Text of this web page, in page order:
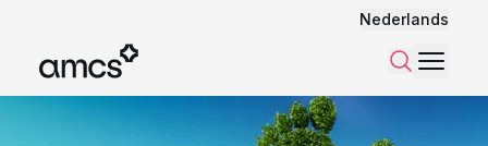
Nederlands
ZoekenMenu